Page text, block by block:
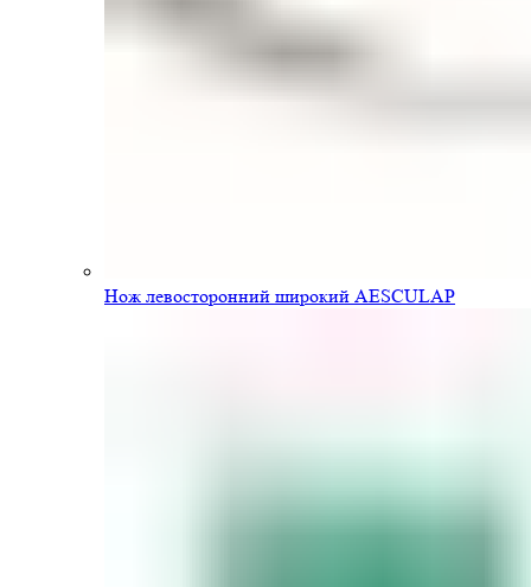
Нож левосторонний широкий AESCULAP